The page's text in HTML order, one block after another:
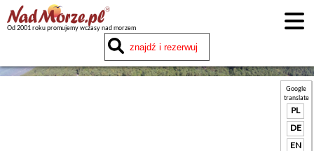
Od 2001 roku promujemy wczasy nad morzem
Google
translate
PL
DE
EN